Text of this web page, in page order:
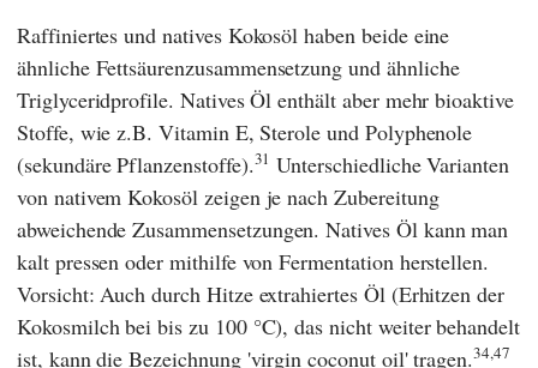
Raffiniertes und natives Kokosöl haben beide eine
ähnliche Fettsäurenzusammensetzung und ähnliche
Triglyceridprofile. Natives Öl enthält aber mehr bioaktive
Stoffe, wie z.B. Vitamin E, Sterole und Polyphenole
(sekundäre Pflanzenstoffe).31 Unterschiedliche Varianten
von nativem Kokosöl zeigen je nach Zubereitung
abweichende Zusammensetzungen. Natives Öl kann man
kalt pressen oder mithilfe von Fermentation herstellen.
Vorsicht: Auch durch Hitze extrahiertes Öl (Erhitzen der
Kokosmilch bei bis zu 100 °C), das nicht weiter behandelt
ist, kann die Bezeichnung 'virgin coconut oil' tragen.34,47